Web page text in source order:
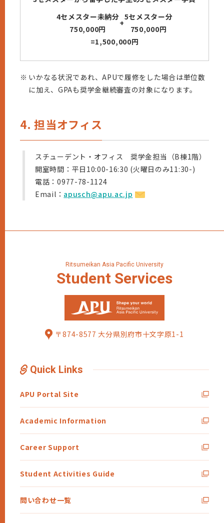
4セメスター未納分
750,000円
+
5セメスター分
750,000円
=1,500,000円
※ いかなる状況であれ、APUで履修をした場合は単位数
に加え、GPAも奨学金継続審査の対象になります。
4. 担当オフィス
スチューデント・オフィス 奨学金担当（B棟1階）
開室時間：平日10:00-16:30 (火曜日のみ11:30-)
電話：0977-78-1124
Email： apusch@apu.ac.jp
Ritsumeikan Asia Pacific University
Student Services
〒874-8577 大分県別府市十文字原1-1
Quick Links
APU Portal Site
Academic Information
Career Support
Student Activities Guide
問い合わせ一覧